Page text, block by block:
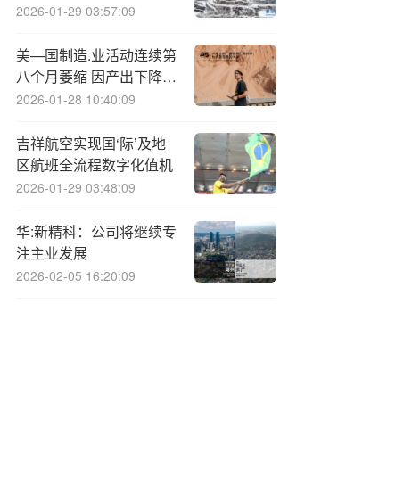
2026-01-29 03:57:09
美—国制造.业活动连续第
八个月萎缩 因产出下降且
需求疲软
2026-01-28 10:40:09
吉祥航空实现国‘际’及地
区航班全流程数字化值机
2026-01-29 03:48:09
华:新精科：公司将继续专
注主业发展
2026-02-05 16:20:09